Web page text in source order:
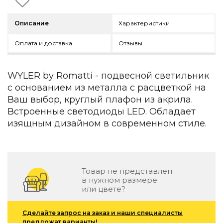
Детская мебель
Фитнес и wellness-оборудование
Коллекции
ARTOPIA — Mid-Century
DAYZ — Ethno
Все коллекции мебели
Подбор, производство и комплектация по вашему
Для кухни
Предметы интерьера
Зеркала
Ковры
Описание Характеристики
Оплата и доставка Отзывы
WYLER by Romatti - подвесной светильник
с основанием из металла с расцветкой на
Ваш выбор, круглый плафон из акрила.
Встроенные светодиоды LED. Обладает
изящным дизайном в современном стиле.
Товар не представлен
в нужном размере
или цвете?
Сделайте запрос на заказ и наши специалисты